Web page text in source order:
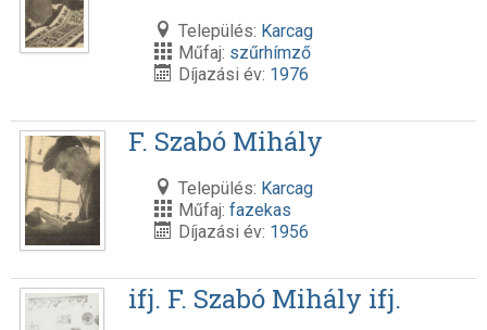
Település: Karcag
Műfaj: szűrhímző
Díjazási év: 1976
F. Szabó Mihály
Település: Karcag
Műfaj: fazekas
Díjazási év: 1956
ifj. F. Szabó Mihály ifj.